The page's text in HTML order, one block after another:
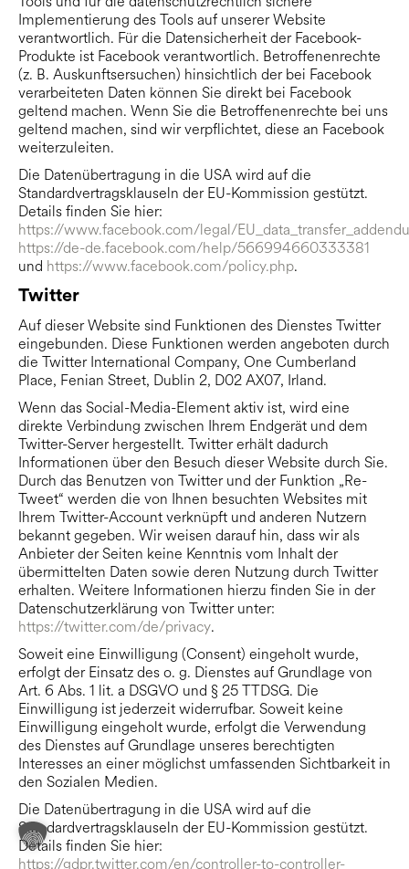
Implementierung des Tools auf unserer Website
verantwortlich. Für die Datensicherheit der Facebook-
Produkte ist Facebook verantwortlich. Betroffenenrechte
(z. B. Auskunftsersuchen) hinsichtlich der bei Facebook
verarbeiteten Daten können Sie direkt bei Facebook
geltend machen. Wenn Sie die Betroffenenrechte bei uns
geltend machen, sind wir verpflichtet, diese an Facebook
weiterzuleiten.
Die Datenübertragung in die USA wird auf die
Standardvertragsklauseln der EU-Kommission gestützt.
Details finden Sie hier:
https://www.facebook.com/legal/
https://de-de.facebook.com/help/566994660333381
und https://www.facebook.com/policy.php.
Twitter
Auf dieser Website sind Funktionen des Dienstes Twitter
eingebunden. Diese Funktionen werden angeboten durch
die Twitter International Company, One Cumberland
Place, Fenian Street, Dublin 2, D02 AX07, Irland.
Wenn das Social-Media-Element aktiv ist, wird eine
direkte Verbindung zwischen Ihrem Endgerät und dem
Twitter-Server hergestellt. Twitter erhält dadurch
Informationen über den Besuch dieser Website durch Sie.
Durch das Benutzen von Twitter und der Funktion „Re-
Tweet“ werden die von Ihnen besuchten Websites mit
Ihrem Twitter-Account verknüpft und anderen Nutzern
bekannt gegeben. Wir weisen darauf hin, dass wir als
Anbieter der Seiten keine Kenntnis vom Inhalt der
übermittelten Daten sowie deren Nutzung durch Twitter
erhalten. Weitere Informationen hierzu finden Sie in der
Datenschutzerklärung von Twitter unter:
https://twitter.com/de/privacy.
Soweit eine Einwilligung (Consent) eingeholt wurde,
erfolgt der Einsatz des o. g. Dienstes auf Grundlage von
Art. 6 Abs. 1 lit. a DSGVO und § 25 TTDSG. Die
Einwilligung ist jederzeit widerrufbar. Soweit keine
Einwilligung eingeholt wurde, erfolgt die Verwendung
des Dienstes auf Grundlage unseres berechtigten
Interesses an einer möglichst umfassenden Sichtbarkeit in
den Sozialen Medien.
Die Datenübertragung in die USA wird auf die
Standardvertragsklauseln der EU-Kommission gestützt.
Details finden Sie hier:
https://gdpr.twitter.com/en/controller-to-controller-